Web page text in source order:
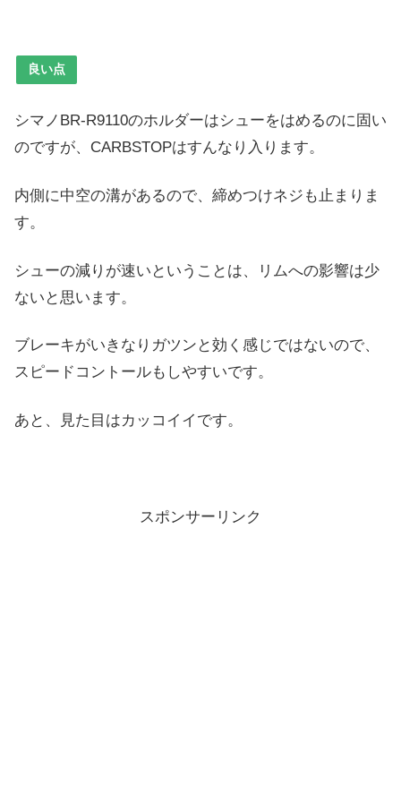
良い点
シマノBR-R9110のホルダーはシューをはめるのに固い
のですが、CARBSTOPはすんなり入ります。
内側に中空の溝があるので、締めつけネジも止まりま
す。
シューの減りが速いということは、リムへの影響は少
ないと思います。
ブレーキがいきなりガツンと効く感じではないので、
スピードコントールもしやすいです。
あと、見た目はカッコイイです。
スポンサーリンク